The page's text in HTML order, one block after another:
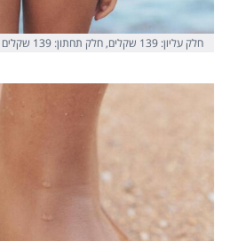
חלק עליון: 139 שקלים, חלק תחתון: 139 שקלים (צילום: מתוך האתר הרשמי)